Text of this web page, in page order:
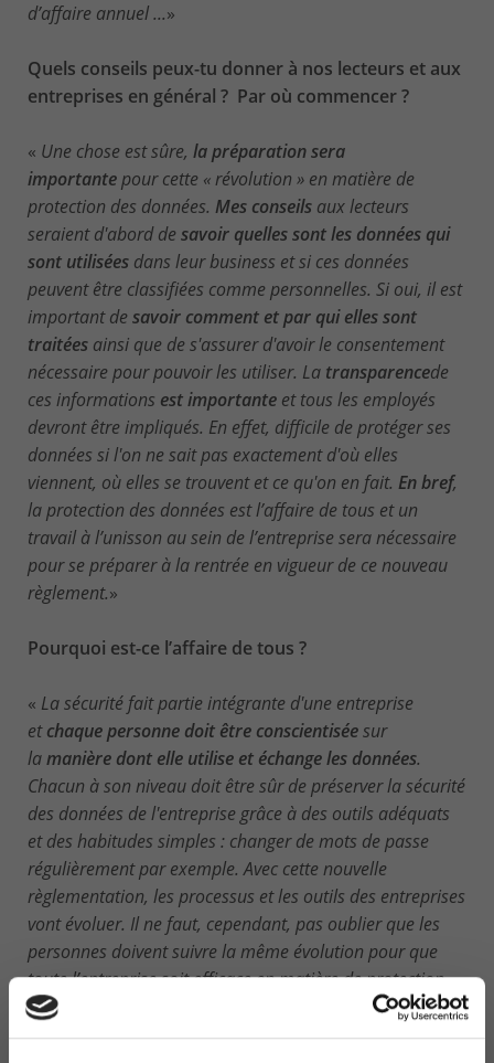
d’affaire annuel ...»
Quels conseils peux-tu donner à nos lecteurs et aux
entreprises en général ? Par où commencer ?
« Une chose est sûre, la préparation sera
importantepour cette « révolution » en matière de
protection des données. Mes conseils aux lecteurs
seraient d'abord de savoir quelles sont les données qui
sont utilisées dans leur business et si ces données
peuvent être classifiées comme personnelles. Si oui, il est
important de savoir comment et par qui elles sont
traitées ainsi que de s'assurer d'avoir le consentement
nécessaire pour pouvoir les utiliser. La transparencede
ces informations est importante et tous les employés
devront être impliqués. En effet, difficile de protéger ses
données si l'on ne sait pas exactement d'où elles
viennent, où elles se trouvent et ce qu'on en fait. En bref,
la protection des données est l’affaire de tous et un
travail à l’unisson au sein de l’entreprise sera nécessaire
pour se préparer à la rentrée en vigueur de ce nouveau
règlement.»
Pourquoi est-ce l’affaire de tous ?
« La sécurité fait partie intégrante d'une entreprise
etchaque personne doit être conscientiséesur
lamanière dont elle utilise et échange les données.
Chacun à son niveau doit être sûr de préserver la sécurité
des données de l'entreprise grâce à des outils adéquats
et des habitudes simples : changer de mots de passe
régulièrement par exemple. Avec cette nouvelle
règlementation, les processus et les outils des entreprises
vont évoluer. Il ne faut, cependant, pas oublier que les
personnes doivent suivre la même évolution pour que
toute l’entreprise soit efficace en matière de protection
des données